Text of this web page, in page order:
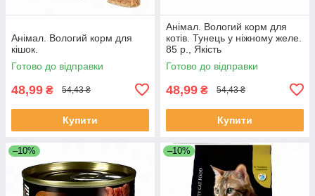
Анімал. Вологий корм для
кішок.
Готово до відправки
48,99 ₴ 54,43 ₴
Купити
Анімал. Вологий корм для
котів. Тунець у ніжному желе.
85 р., Якість
Готово до відправки
48,99 ₴ 54,43 ₴
Купити
–10% –10%